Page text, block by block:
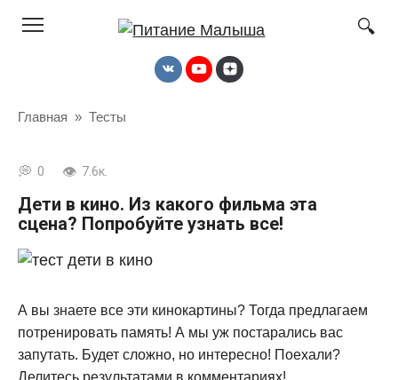
Главная » Тесты
0 7.6к.
Дети в кино. Из какого фильма эта
сцена? Попробуйте узнать все!
А вы знаете все эти кинокартины? Тогда предлагаем
потренировать память! А мы уж постарались вас
запутать. Будет сложно, но интересно! Поехали?
Делитесь результатами в комментариях!